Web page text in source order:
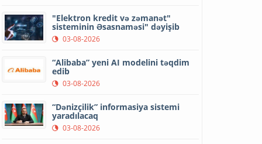
"Elektron kredit və zəmanət"
sisteminin Əsasnaməsi" dəyişib
03-08-2026
“Alibaba” yeni AI modelini təqdim
edib
03-08-2026
“Dənizçilik” informasiya sistemi
yaradılacaq
03-08-2026